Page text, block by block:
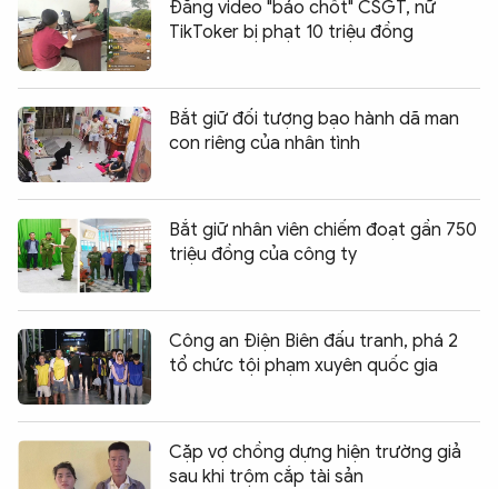
Đăng video "báo chốt" CSGT, nữ
TikToker bị phạt 10 triệu đồng
Bắt giữ đối tượng bạo hành dã man
con riêng của nhân tình
Bắt giữ nhân viên chiếm đoạt gần 750
triệu đồng của công ty
Công an Điện Biên đấu tranh, phá 2
tổ chức tội phạm xuyên quốc gia
Cặp vợ chồng dựng hiện trường giả
sau khi trộm cắp tài sản